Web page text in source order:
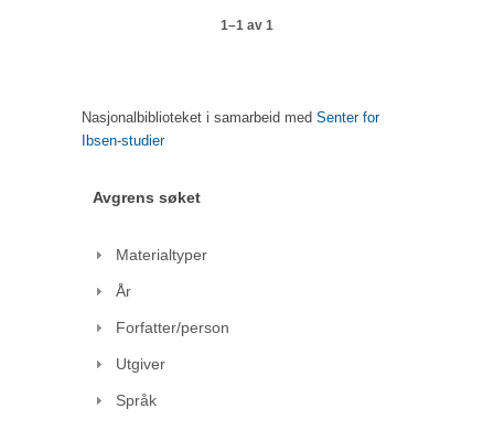
1–1 av 1
Nasjonalbiblioteket i samarbeid med Senter for
Ibsen-studier
Avgrens søket
Materialtyper
År
Forfatter/person
Utgiver
Språk